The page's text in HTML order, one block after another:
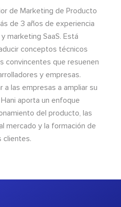
de Marketing de Producto
de 3 años de experiencia
marketing SaaS. Está
conceptos técnicos
convincentes que resuenen
y empresas.
a las empresas a ampliar su
aporta un enfoque
del producto, las
mercado y la formación de
clientes.